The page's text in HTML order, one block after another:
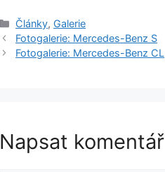
Rubriky
Články, Galerie
Fotogalerie: Mercedes-Benz S
Fotogalerie: Mercedes-Benz CL
Napsat komentář